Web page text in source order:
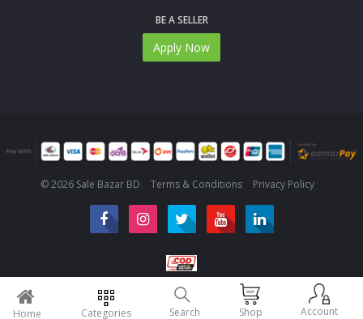
Home Categories Search Shop Account
BE A SELLER
Apply Now
© 2026 Sale Bazar BD Terms & Conditions Privacy Policy